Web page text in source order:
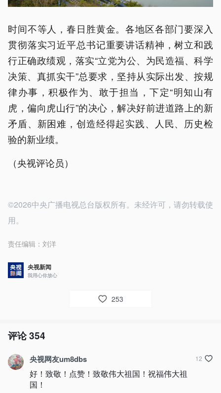
时间不等人，春日胜黄金。各地区各部门要深入
贯彻落实习近平总书记重要讲话精神，树立和践
行正确政绩观，落实“立党为公、为民造福、科学
决策、真抓实干”总要求，坚持从实际出发、按规
律办事，积极作为、敢于担当，下定“明知山有
虎，偏向虎山行”的决心，解决好前进道路上的新
矛盾、新困难，创造经得起实践、人民、历史检
验的新业绩。
（央视评论员）
©2026中央广播电视总台版权所有。未经许可，请勿转载使
用。
责任编辑： 刘洋
央视新闻
我用心你放心
253
评论354
央视网友um8dbs
好！致敬！点赞！致敬伟大祖国！祝福伟大祖
国！
12